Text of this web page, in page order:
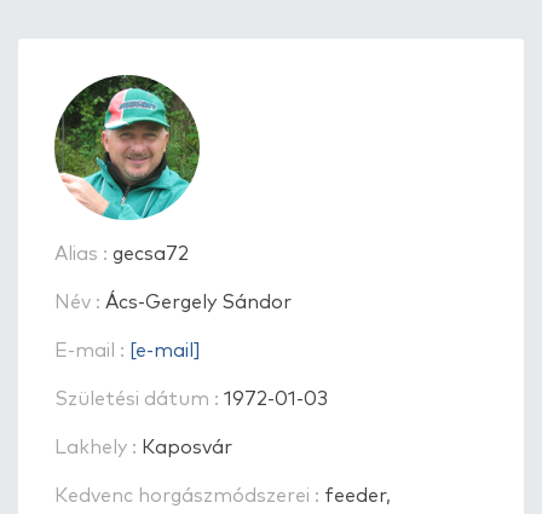
Alias : gecsa72
Név : Ács-Gergely Sándor
E-mail : [e-mail]
Születési dátum : 1972-01-03
Lakhely : Kaposvár
Kedvenc horgászmódszerei : feeder,